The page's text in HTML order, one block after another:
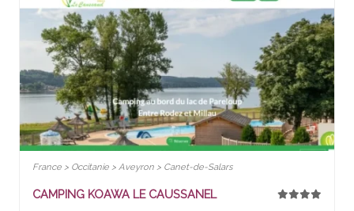
France > Occitanie > Aveyron > Canet-de-Salars
CAMPING KOAWA LE CAUSSANEL